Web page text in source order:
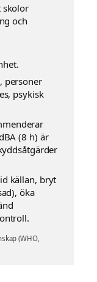
och
personer
psykisk
(8 h) är
källan, bryt
öka
(WHO,